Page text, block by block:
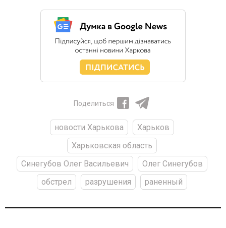
Поделиться
новости Харькова
Харьков
Харьковская область
Синегубов Олег Васильевич
Олег Синегубов
обстрел
разрушения раненный